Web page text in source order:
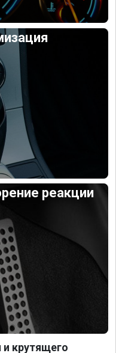
реакции
крутящего